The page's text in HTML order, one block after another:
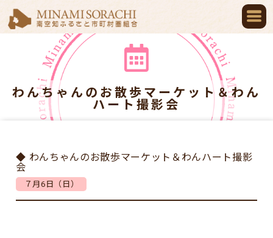
わんちゃんのお散歩マーケット＆わん
ハート撮影会
◆ わんちゃんのお散歩マーケット＆わんハート撮影
会
７月6日（日）